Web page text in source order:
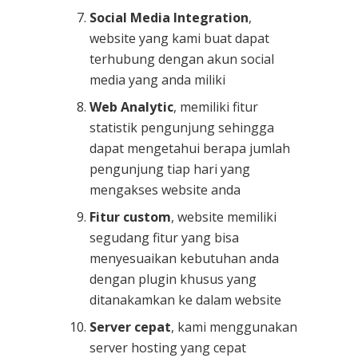
Social Media Integration,
website yang kami buat dapat
terhubung dengan akun social
media yang anda miliki
Web Analytic, memiliki fitur
statistik pengunjung sehingga
dapat mengetahui berapa jumlah
pengunjung tiap hari yang
mengakses website anda
Fitur custom, website memiliki
segudang fitur yang bisa
menyesuaikan kebutuhan anda
dengan plugin khusus yang
ditanakamkan ke dalam website
Server cepat, kami menggunakan
server hosting yang cepat